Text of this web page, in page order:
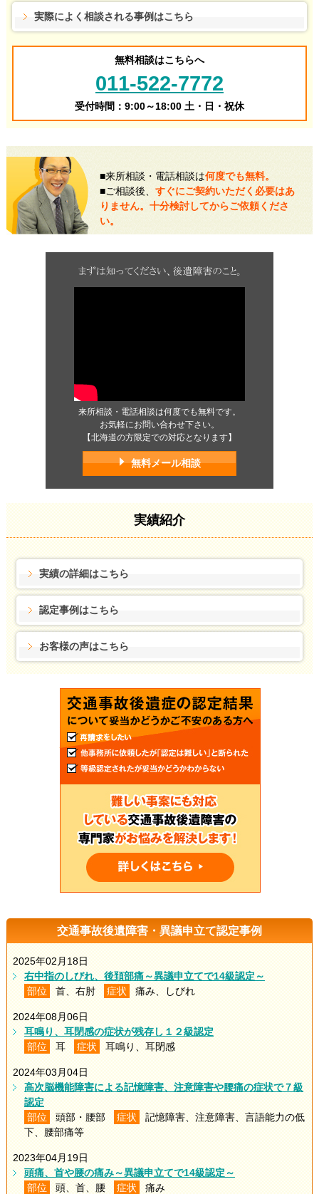
実際によく相談される事例はこちら
無料相談はこちらへ
011-522-7772
受付時間：9:00～18:00 土・日・祝休
■来所相談・電話相談は何度でも無料。
■ご相談後、 すぐにご契約いただく必要はあ
りません。十分検討してからご依頼くださ
い。
来所相談・電話相談は何度でも無料です。
お気軽にお問い合わせ下さい。
【北海道の方限定での対応となります】
無料メール相談
実績紹介
実績の詳細はこちら
認定事例はこちら
お客様の声はこちら
交通事故後遺障害・異議申立て認定事例
2025年02月18日
右中指のしびれ、後頚部痛～異議申立てで14級認定～
部位
首、右肘 症状 痛み、しびれ
2024年08月06日
耳鳴り、耳閉感の症状が残存し１２級認定
部位
耳 症状 耳鳴り、耳閉感
2024年03月04日
高次脳機能障害による記憶障害、注意障害や腰痛の症状で７級
認定
部位
頭部・腰部 症状
記憶障害、注意障害、言語能力の低
下、腰部痛等
2023年04月19日
頭痛、首や腰の痛み～異議申立てで14級認定～
部位
頭、首、腰 症状 痛み